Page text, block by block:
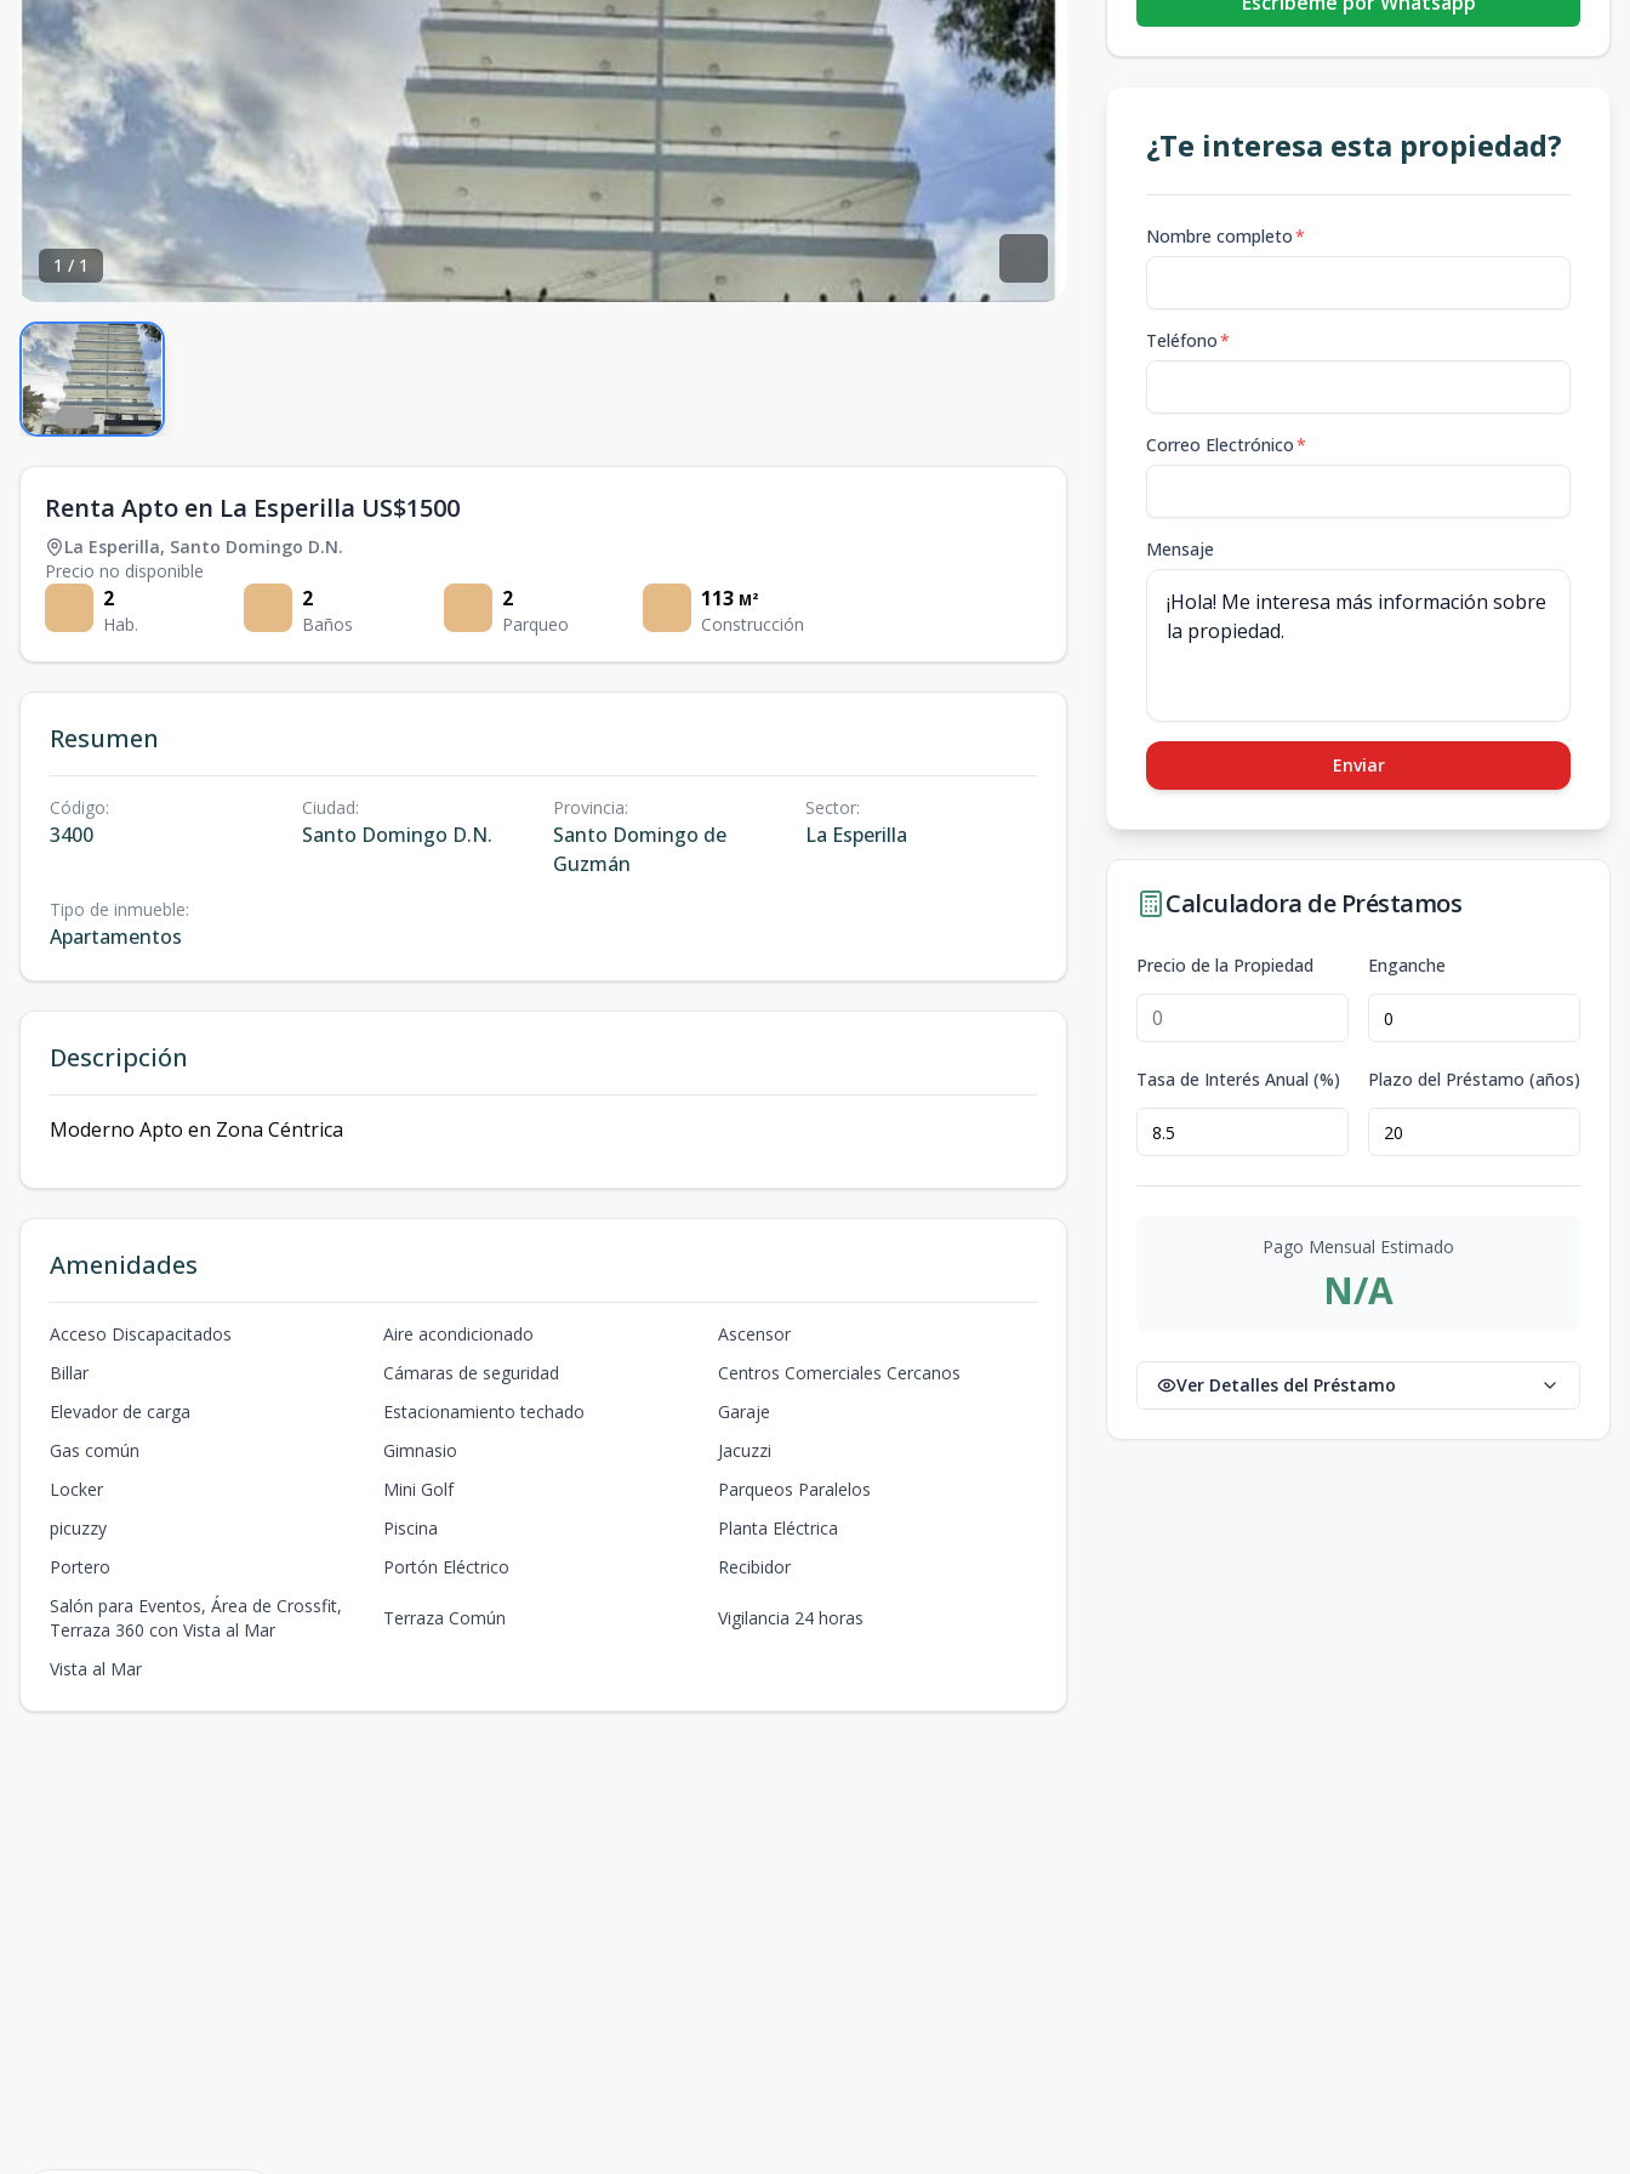
1 / 1
Renta Apto en La Esperilla US$1500
La Esperilla, Santo Domingo D.N.
Precio no disponible
2
Hab.
2
Baños
2
Parqueo
113 M²
Construcción
Resumen
Código:
3400
Ciudad:
Santo Domingo D.N.
Provincia:
Santo Domingo de
Guzmán
Sector:
La Esperilla
Tipo de inmueble:
Apartamentos
Descripción
Moderno Apto en Zona Céntrica
Amenidades
Acceso Discapacitados Aire acondicionado
Ascensor
Billar
Cámaras de seguridad
Centros Comerciales Cercanos
Elevador de carga
Estacionamiento techado
Garaje
Gas común
Gimnasio
Jacuzzi
Locker
Mini Golf
Parqueos Paralelos
picuzzy
Piscina
Planta Eléctrica
Portero
Portón Eléctrico
Recibidor
Salón para Eventos, Área de Crossfit,
Terraza 360 con Vista al Mar
Terraza Común Vigilancia 24 horas
Vista al Mar
¿Te interesa esta propiedad?
Nombre completo*
Teléfono*
Correo Electrónico*
Mensaje
Enviar
Calculadora de Préstamos
Precio de la Propiedad Enganche
Tasa de Interés Anual (%) Plazo del Préstamo (años)
Pago Mensual Estimado
N/A
Ver Detalles del Préstamo